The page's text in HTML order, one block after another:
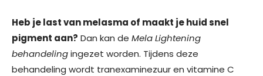
Heb je last van melasma of maakt je huid snel
pigment aan? Dan kan de Mela Lightening
behandelingingezet worden. Tijdens deze
behandeling wordt tranexaminezuur en vitamine C